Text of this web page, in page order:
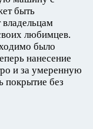
быть
любимцев.
было
нанесение
и за умеренную
покрытие без